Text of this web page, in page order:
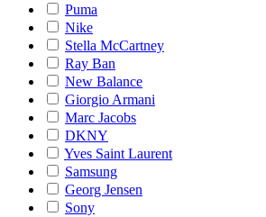
Puma
Nike
Stella McCartney
Ray Ban
New Balance
Giorgio Armani
Marc Jacobs
DKNY
Yves Saint Laurent
Samsung
Georg Jensen
Sony